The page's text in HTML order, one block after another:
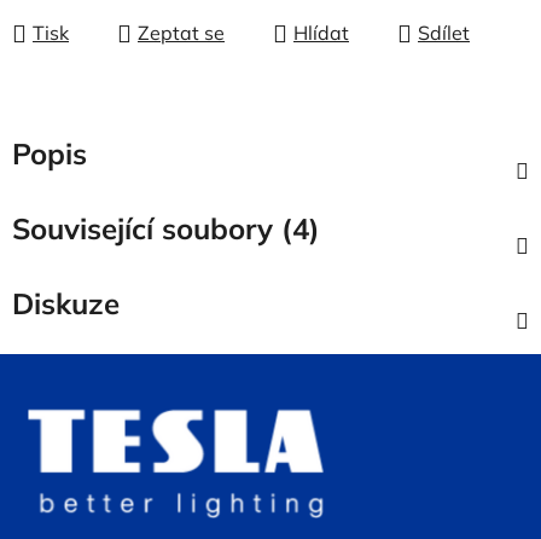
Tisk Zeptat se Hlídat Sdílet
Popis
Související soubory (4)
Diskuze